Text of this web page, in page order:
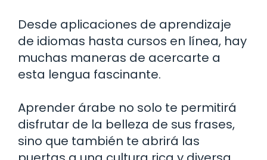
Desde aplicaciones de aprendizaje
de idiomas hasta cursos en línea, hay
muchas maneras de acercarte a
esta lengua fascinante.
Aprender árabe no solo te permitirá
disfrutar de la belleza de sus frases,
sino que también te abrirá las